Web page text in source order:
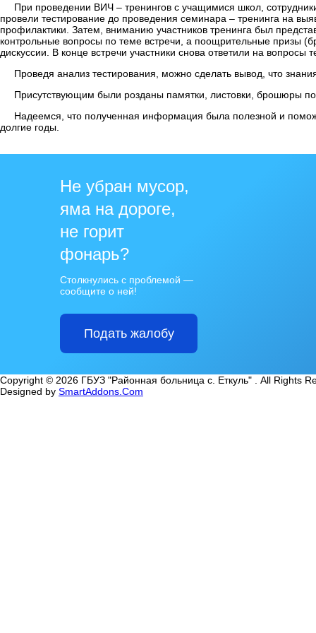
При проведении ВИЧ – тренингов с учащимися школ,
провели тестирование до проведения семинара – тренинга на
профилактики. Затем, вниманию участников тренинга был
контрольные вопросы по теме встречи, а поощрительные призы
дискуссии. В конце встречи участники снова ответили на вопросы
Проведя анализ тестирования, можно сделать вывод, что
Присутствующим были розданы памятки, листовки, брошюры
Надеемся, что полученная информация была полезной и
долгие годы.
Не убран мусор,
яма на дороге,
не горит
фонарь?
Столкнулись с проблемой —
сообщите о ней!
Подать жалобу
Copyright © 2026 ГБУЗ "Районная больница с. Еткуль" . All Rights
Designed by SmartAddons.Com